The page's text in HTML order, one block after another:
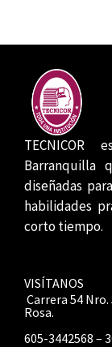
Barranquilla
diseñadas
habilidades
corto tiempo.
VISÍTANOS
Carrera 54
Rosa.
605-3442568 –